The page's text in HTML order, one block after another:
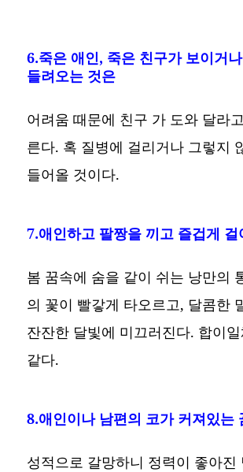
6.죽은 애인, 죽은 친구가 보이거
들려오는 것은
어려움 때문에 친구 가 도와 달라
른다. 혹 질병에 걸리거나 그렇지
들어올 것이다.
7.애인하고 팔짱을 끼고 즐겁게 걸
봄 꿈속에 숨을 같이 쉬는 낭만의
의 꽃이 빨갛게 타오르고, 달콤한
잔잔한 달빛에 미끄러진다. 합이
같다.
8.애인이나 남편의 코가 커져있는
성적으로 갈망하니 정력이 좋아진